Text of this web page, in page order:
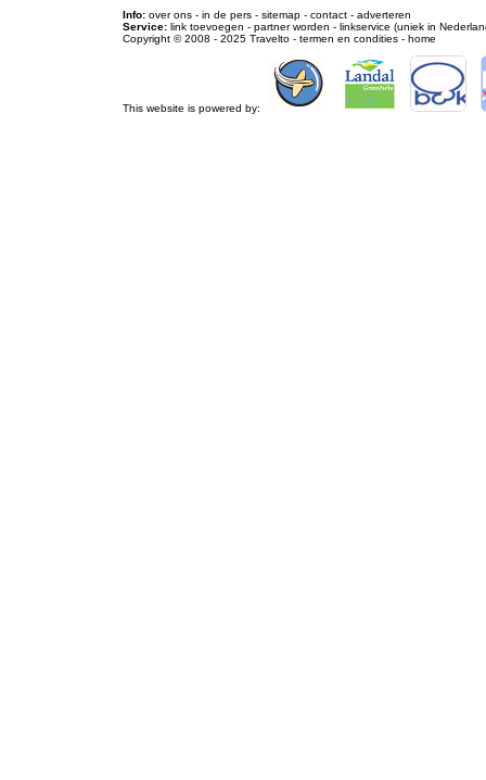
Info: over ons - in de pers - sitemap - contact - adverteren
Service: link toevoegen - partner worden - linkservice (uniek in
Copyright © 2008 - 2025 Travelto - termen en condities - home
This website is powered by: